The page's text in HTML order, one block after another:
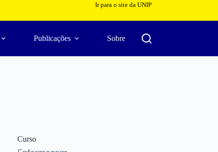
Ir para o site da UNIP
Publicações Sobre
Curso